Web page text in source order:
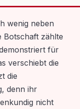
wenig neben
Botschaft zählte
für
verschiebt die
die
denn ihr
nicht